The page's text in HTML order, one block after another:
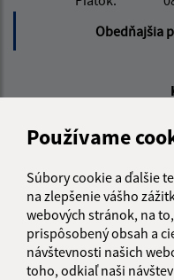
Používame
Súbory cookie a ďalšie
na zlepšenie vášho
webových stránok, na
prispôsobený obsah a
návštevnosti našich
toho, odkiaľ naši
Obedňajšia